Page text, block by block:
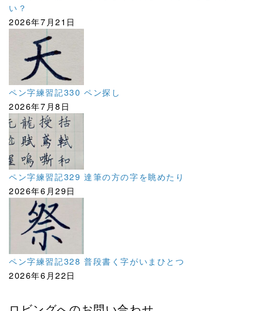
い？
2026年7月21日
ペン字練習記330 ペン探し
2026年7月8日
ペン字練習記329 達筆の方の字を眺めたり
2026年6月29日
ペン字練習記328 普段書く字がいまひとつ
2026年6月22日